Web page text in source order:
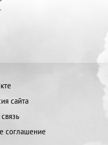
сайта
соглашение